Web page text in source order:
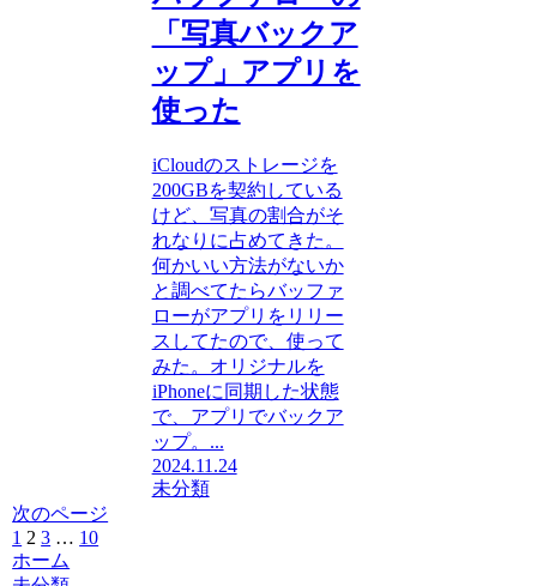
「写真バックア
ップ」アプリを
使った
iCloudのストレージを
200GBを契約している
けど、写真の割合がそ
れなりに占めてきた。
何かいい方法がないか
と調べてたらバッファ
ローがアプリをリリー
スしてたので、使って
みた。オリジナルを
iPhoneに同期した状態
で、アプリでバックア
ップ。...
2024.11.24
未分類
次のページ
前
へ
1 2 3 … 10次
ホーム